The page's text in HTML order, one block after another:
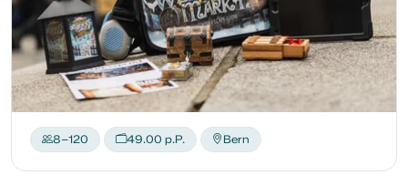
8–120 49.00 p.P. Bern